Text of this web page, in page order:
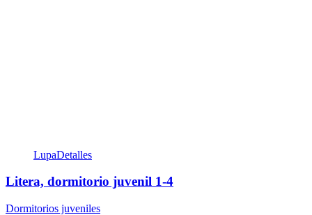
LupaDetalles
Litera, dormitorio juvenil 1-4
Dormitorios juveniles